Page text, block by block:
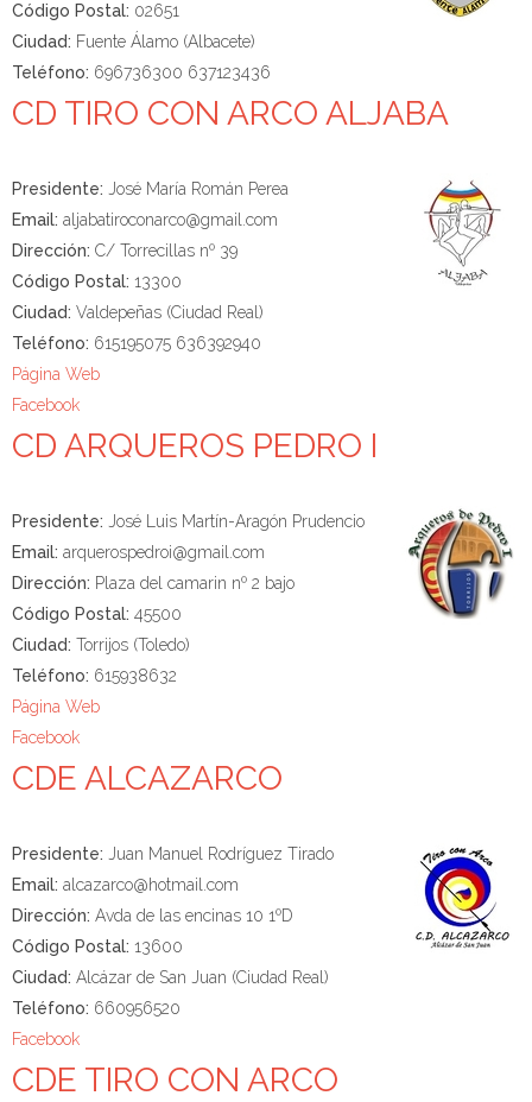
Código Postal: 02651
Ciudad: Fuente Álamo (Albacete)
Teléfono: 696736300 637123436
CD TIRO CON ARCO ALJABA
Presidente: José María Román Perea
Email: aljabatiroconarco@gmail.com
Dirección: C/ Torrecillas nº 39
Código Postal: 13300
Ciudad: Valdepeñas (Ciudad Real)
Teléfono: 615195075 636392940
Página Web
Facebook
CD ARQUEROS PEDRO I
Presidente: José Luis Martín-Aragón Prudencio
Email: arquerospedroi@gmail.com
Dirección: Plaza del camarin nº 2 bajo
Código Postal: 45500
Ciudad: Torrijos (Toledo)
Teléfono: 615938632
Página Web
Facebook
CDE ALCAZARCO
Presidente: Juan Manuel Rodríguez Tirado
Email: alcazarco@hotmail.com
Dirección: Avda de las encinas 10 1ºD
Código Postal: 13600
Ciudad: Alcázar de San Juan (Ciudad Real)
Teléfono: 660956520
Facebook
CDE TIRO CON ARCO